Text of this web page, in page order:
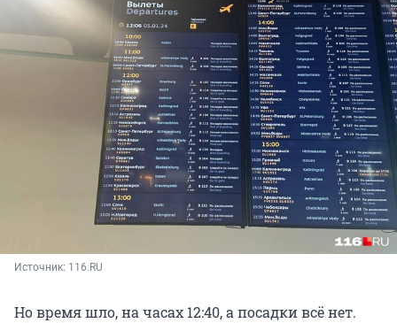
Источник: 116.RU
Но время шло, на часах 12:40, а посадки всё нет.